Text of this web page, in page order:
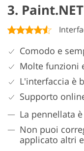
3. Paint.NET
Comodo e
Molte funzioni
L'interfaccia è
Supporto
La pennellata
Non puoi
applicato altri